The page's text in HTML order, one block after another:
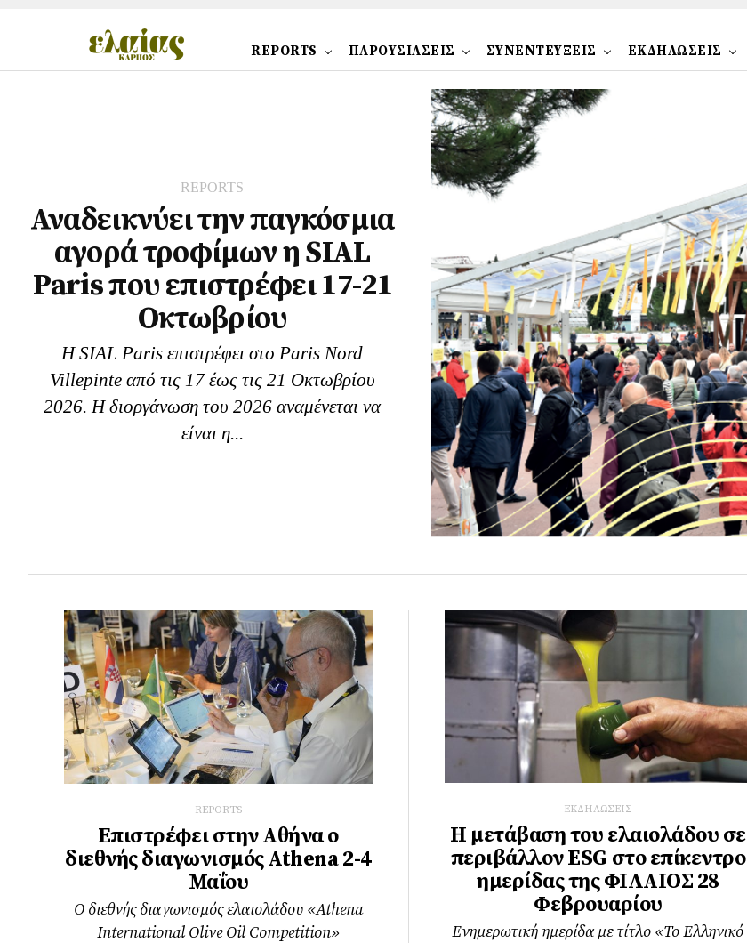
REPORTS ΠΑΡΟΥΣΙΑΣΕΙΣ ΣΥΝΕΝΤΕΥΞΕΙΣ ΕΚΔΗΛΩΣΕΙΣ
REPORTS
Αναδεικνύει την παγκόσμια
αγορά τροφίμων η SIAL
Paris που επιστρέφει 17-21
Οκτωβρίου
Η SIAL Paris επιστρέφει στο Paris Nord
Villepinte από τις 17 έως τις 21 Οκτωβρίου
2026. Η διοργάνωση του 2026 αναμένεται να
είναι η...
REPORTS
Επιστρέφει στην Αθήνα ο
διεθνής διαγωνισμός Athena 2-4
Μαΐου
Ο διεθνής διαγωνισμός ελαιολάδου «Athena
International Olive Oil Competition»
ΕΚΔΗΛΩΣΕΙΣ
Η μετάβαση του ελαιολάδου σε
περιβάλλον ESG στο επίκεντρο
ημερίδας της ΦΙΛΑΙΟΣ 28
Φεβρουαρίου
Ενημερωτική ημερίδα με τίτλο «Το Ελληνικό